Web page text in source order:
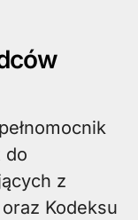
do
z
oraz Kodeksu